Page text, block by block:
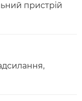
пристрій